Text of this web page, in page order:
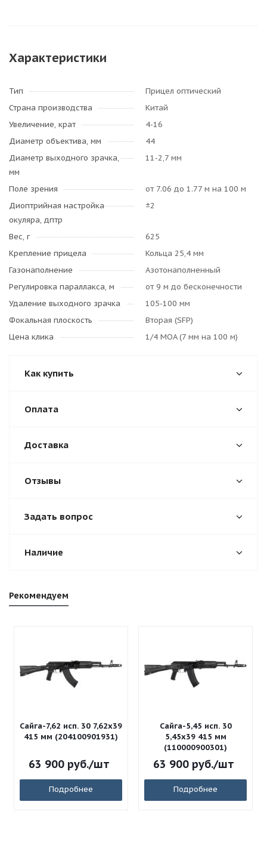
Характеристики
Тип
Прицел оптический
Страна производства
Китай
Увеличение, крат
4-16
Диаметр объектива, мм
44
Диаметр выходного зрачка,
мм
11-2,7 мм
Поле зрения
от 7.06 до 1.77 м на 100 м
Диоптрийная настройка
окуляра, дптр
±2
Вес, г
625
Крепление прицела
Кольца 25,4 мм
Газонаполнение
Азотонаполненный
Регулировка параллакса, м
от 9 м до бесконечности
Удаление выходного зрачка
105-100 мм
Фокальная плоскость
Вторая (SFP)
Цена клика
1/4 MOA (7 мм на 100 м)
Как купить
Оплата
Доставка
Отзывы
Задать вопрос
Наличие
Рекомендуем
Сайга-7,62 исп. 30 7,62x39
415 мм (204100901931)
63 900руб./шт
Подробнее
Сайга-5,45 исп. 30
5,45x39 415 мм
(110000900301)
63 900руб./шт
Подробнее